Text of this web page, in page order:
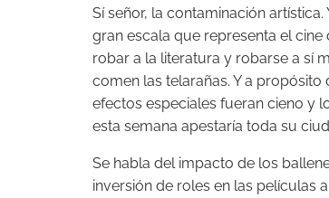
Sí señor, la contaminación
gran escala que representa el
robar a la literatura y robarse a sí
comen las telarañas. Y a
efectos especiales fueran cieno y
esta semana apestaría toda su
Se habla del impacto de los
inversión de roles en las películas